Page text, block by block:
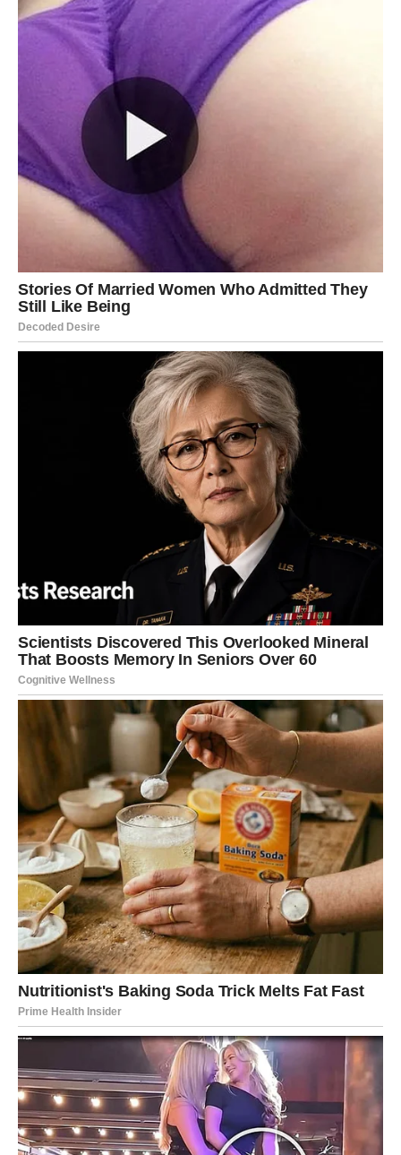
vrijeme za šetnju, opuštanje ili razgovor sa osobom koja
vas uvijek smiruje.
Ravnoteža između obaveza i odmora donijeće vam
osjećaj unutrašnjeg sklada.
Poruka zvijezda za kraj
Sutra vam donosi mnogo više nego što sada očekujete.
Pred vama su važni razgovori, lijepe vijesti, nove prilike i
mogućnost da donesete odluku koja će pozitivno
Zvijezde vam poručuju da vjerujete sebi, da ne dozvolite
da vas sitni izazovi obeshrabre i da pažljivo pratite sve
što će se događati oko vas. Upravo sutrašnji dan može
označiti početak jednog mnogo srećnijeg razdoblja u
kojem će se mnoge želje približiti ostvarenju, a vi ćete
shvatiti da vas sudbina vodi putem mira, ljubavi i velikog